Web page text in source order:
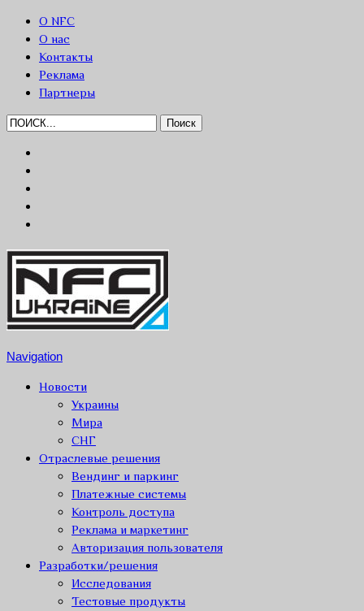
О NFC
О нас
Контакты
Реклама
Партнеры
Navigation
Новости
Украины
Мира
СНГ
Отраслевые решения
Вендинг и паркинг
Платежные системы
Контроль доступа
Реклама и маркетинг
Авторизация пользователя
Разработки/решения
Исследования
Тестовые продукты